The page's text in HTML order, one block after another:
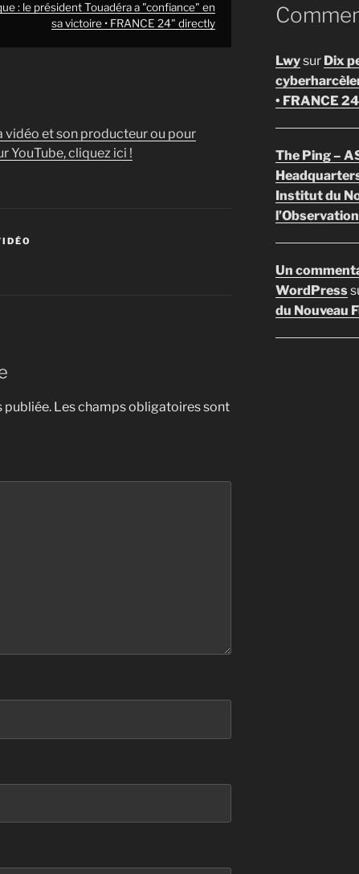
: le président Touadéra a "confiance" en
sa victoire • FRANCE 24" directly
vidéo et son producteur ou pour
YouTube, cliquez ici !
publiée. Les champs obligatoires sont
Lwysur Dix
• FRANCE 24
The Ping –
Institut du
l’Observation
Un
WordPress
du Nouveau